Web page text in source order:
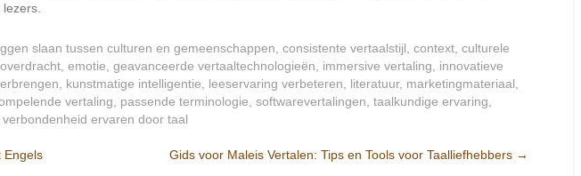
slaan tussen culturen en gemeenschappen consistente vertaalstijl context culturele
emotie geavanceerde vertaaltechnologieën immersive vertaling
innovatieve
kunstmatige intelligentie leeservaring verbeteren literatuur, marketingmateriaal
vertaling passende terminologie softwarevertalingen taalkundige ervaring
verbondenheid ervaren door taal
Engels Gids voor Maleis Vertalen: Tips en Tools voor Taalliefhebbers →